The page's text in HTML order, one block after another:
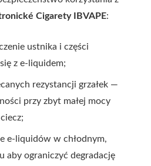
Cigarety IBVAPE:
ustnika i części
z e-liquidem;
rezystancji grzałek —
przy zbyt małej mocy
e-liquidów w chłodnym,
aby ograniczyć degradację